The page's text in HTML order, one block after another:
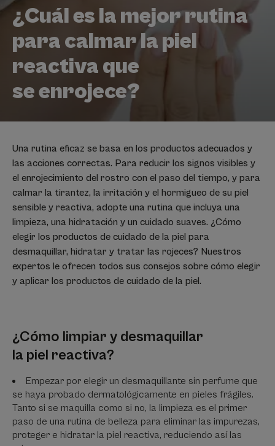
¿Cuál es la mejor rutina
para calmar la piel
reactiva que
se enrojece?
Una rutina eficaz se basa en los productos adecuados y
las acciones correctas. Para reducir los signos visibles y
el enrojecimiento del rostro con el paso del tiempo, y para
calmar la tirantez, la irritación y el hormigueo de su piel
sensible y reactiva, adopte una rutina que incluya una
limpieza, una hidratación y un cuidado suaves. ¿Cómo
elegir los productos de cuidado de la piel para
desmaquillar, hidratar y tratar las rojeces? Nuestros
expertos le ofrecen todos sus consejos sobre cómo elegir
y aplicar los productos de cuidado de la piel.
¿Cómo limpiar y desmaquillar
la piel reactiva?
Empezar por elegir un desmaquillante sin perfume que
se haya probado dermatológicamente en pieles frágiles.
Tanto si se maquilla como si no, la limpieza es el primer
paso de una rutina de belleza para eliminar las impurezas,
proteger e hidratar la piel reactiva, reduciendo así las